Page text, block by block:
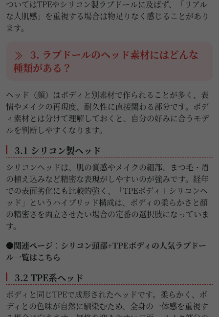
ついてはTPEやシリコン製ラブドールに及ばず、「リアル
な人肌感」を重視する場合は物足りなく感じることがあり
ます。
3. ラブドールのヘッド素材にはどんな
種類がある？
ヘッド（顔）はボディと別素材で作られることが多く、表
情やメイクの再現度、耐久性に直接関わる部分です。ボデ
ィ素材とは分けて理解しておくと、自分の好みに合うモデ
ルを判断しやすくなります。
3.1 シリコン製ヘッド
シリコンヘッドは、肌の質感やメイクの細部、まつ毛・眉
の植え込みなど精密な表現がしやすいのが強みです。経年
での表面劣化にも比較的強く、「TPEボディ＋シリコンヘ
ッド」というハイブリッド構成は、ボディの柔らかさと顔
の精密さを両立させたい場合の定番の選択肢になっていま
す。
●関連ページ ： シリコン頭部+TPEボディの人気ラブドー
ル一覧はこちら
3.2 TPE系ヘッド
ボディと同じTPEで成形されたヘッドです。柔らかく、ボ
ディとの色味が自然に馴染むため、全身の一体感を重視す